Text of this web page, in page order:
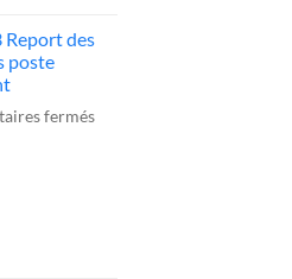
camions
rabais
mettre
sur
des
poste
ferméssur